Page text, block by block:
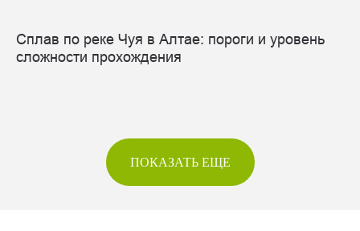
Сплав по реке Чуя в Алтае: пороги и уровень
сложности прохождения
ПОКАЗАТЬ ЕЩЕ